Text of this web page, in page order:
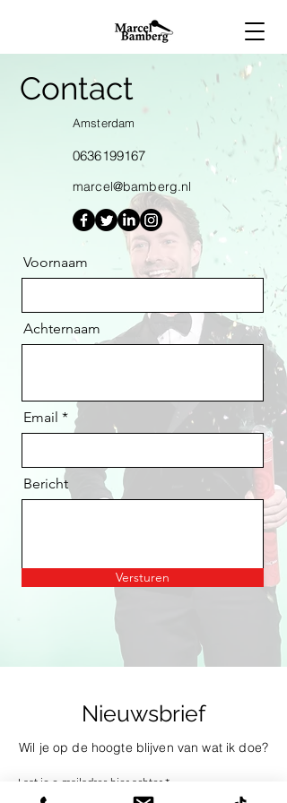
Contact
Amsterdam
0636199167
marcel@bamberg.nl
Voornaam
Achternaam
Email
Bericht
Versturen
Nieuwsbrief
Wil je op de hoogte blijven van wat ik doe?
Laat je e-mailadres hier achter